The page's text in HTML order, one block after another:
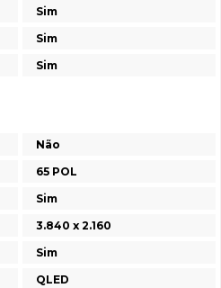
Sim
Sim
Sim
Não
65 POL
Sim
3.840 x 2.160
Sim
QLED